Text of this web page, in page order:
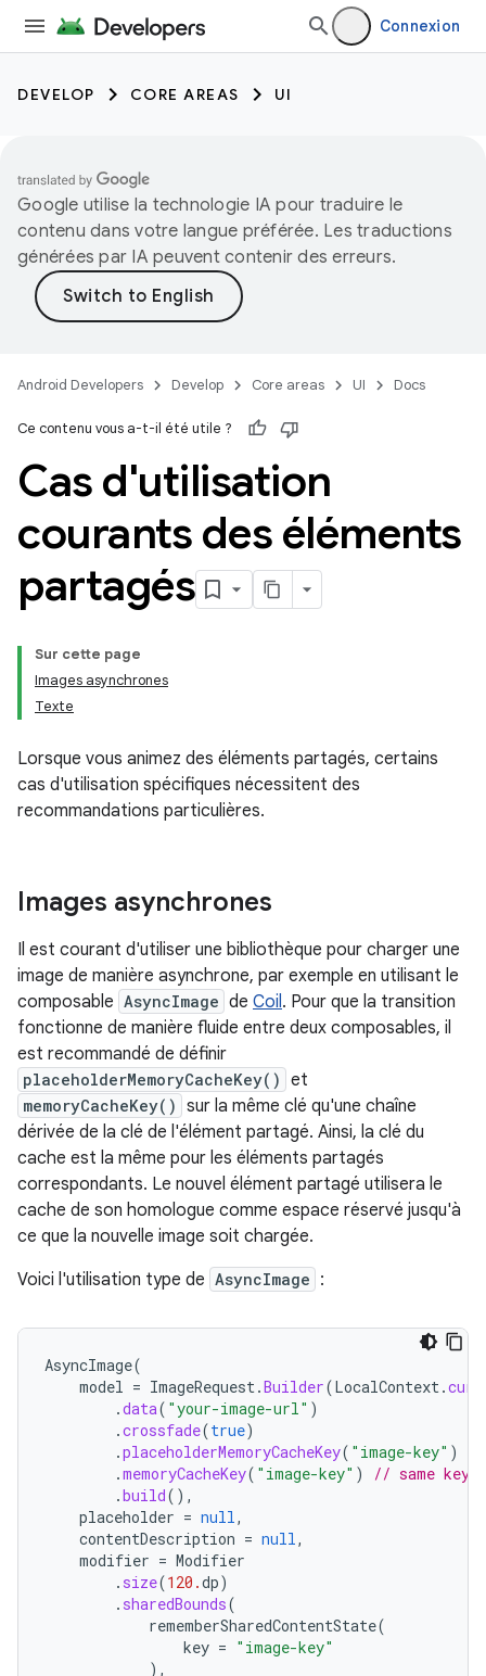
Connexion
DEVELOP CORE AREAS UI
Google utilise la technologie IA pour traduire le
contenu dans votre langue préférée. Les traductions
générées par IA peuvent contenir des erreurs.
Android Developers Develop Core areas UI Docs
Ce contenu vous a-t-il été utile ?
Cas d'utilisation
courants des éléments
partagés
Sur cette page
Images asynchrones
Texte
Lorsque vous animez des éléments partagés, certains
cas d'utilisation spécifiques nécessitent des
recommandations particulières.
Images asynchrones
Il est courant d'utiliser une bibliothèque pour charger une
image de manière asynchrone, par exemple en utilisant le
composable AsyncImage de Coil. Pour que la transition
fonctionne de manière fluide entre deux composables, il
est recommandé de définir
placeholderMemoryCacheKey() et
memoryCacheKey() sur la même clé qu'une chaîne
dérivée de la clé de l'élément partagé. Ainsi, la clé du
cache est la même pour les éléments partagés
correspondants. Le nouvel élément partagé utilisera le
cache de son homologue comme espace réservé jusqu'à
ce que la nouvelle image soit chargée.
Voici l'utilisation type de AsyncImage :
AsyncImage(
model = ImageRequest.Builder(LocalContext.
.data( "your-image-url" )
.crossfade(true)
.placeholderMemoryCacheKey( "image-key" )
.memoryCacheKey( "image-key" )
// same key
.build(),
placeholder = null,
contentDescription = null,
modifier = Modifier
. size(120.dp)
. sharedBounds(
rememberSharedContentState(
key = "image-key"
),